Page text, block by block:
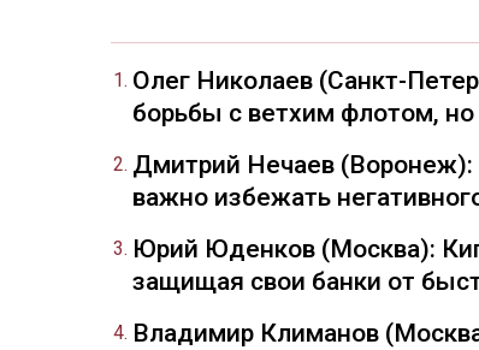
Олег Николаев (Санкт-
борьбы с ветхим флотом,
Дмитрий Нечаев (Воронеж):
важно избежать
Юрий Юденков (Москва):
защищая свои банки от
Владимир Климанов